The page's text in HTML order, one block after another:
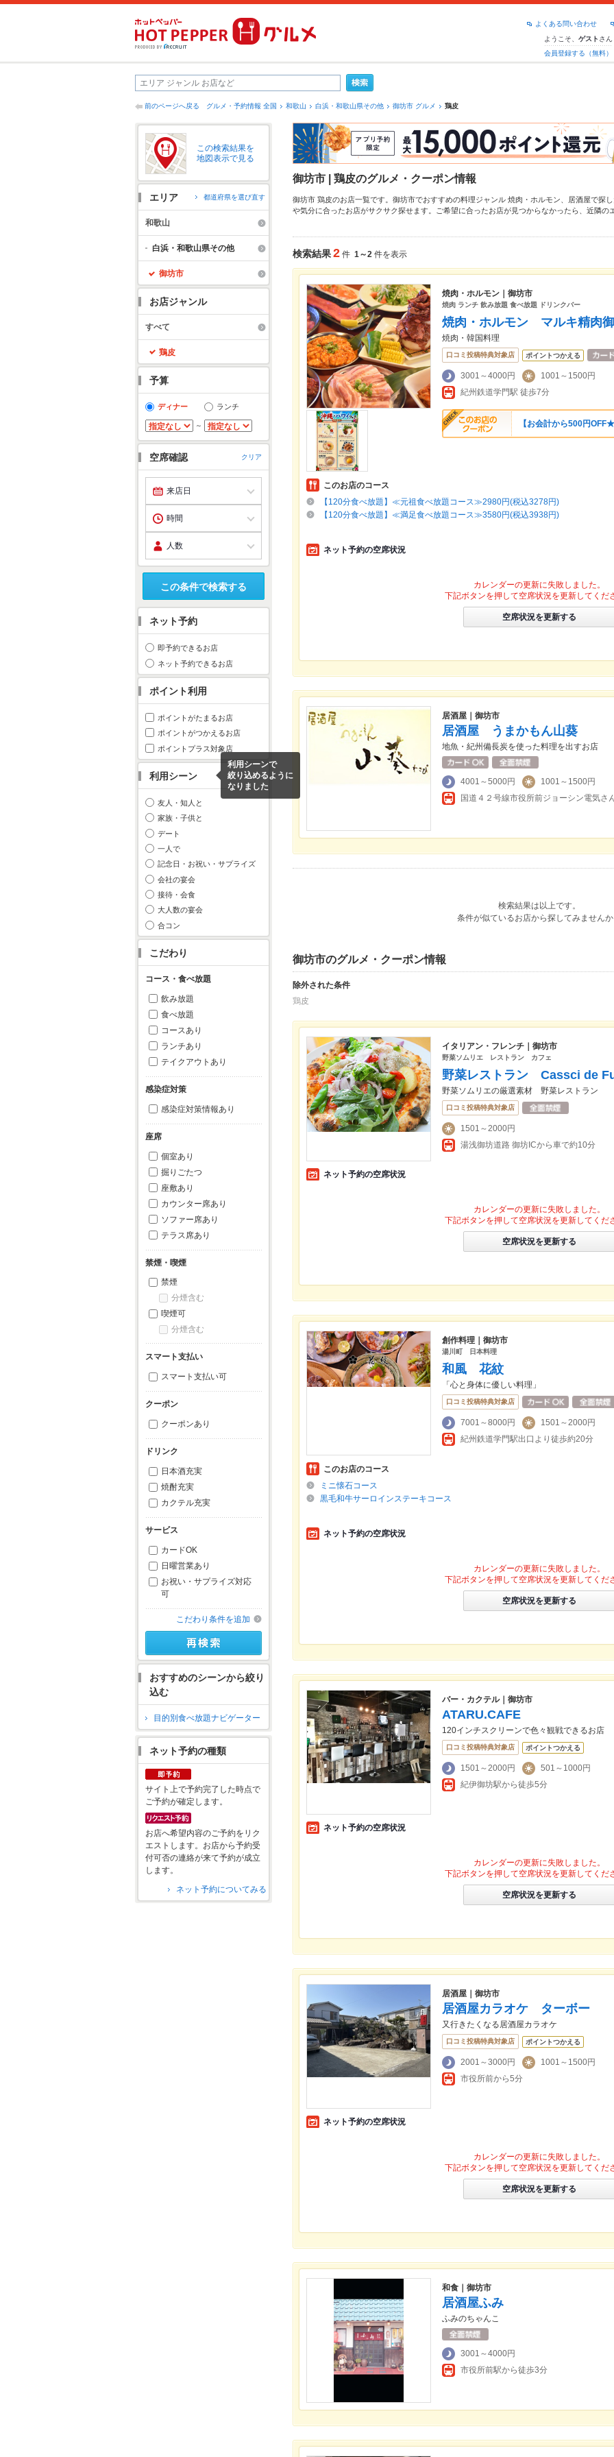
よくある問い合わせ
ようこそ、 ゲスト さん
会員登録する（無料）
前のページへ戻る グルメ・予約情報 全国 和歌山 白浜・和歌山県その他 御坊市 グルメ 鶏皮
この検索結果を
地図表示で見る
エリア 都道府県を選び直す
和歌山
白浜・和歌山県その他
御坊市
お店ジャンル
すべて
鶏皮
予算
ディナー ランチ
～
空席確認 クリア
この条件で検索する
ネット予約
即予約できるお店
ネット予約できるお店
ポイント利用
ポイントがたまるお店
ポイントがつかえるお店
ポイントプラス対象店
利用シーン
利用シーンで
絞り込めるように
なりました
友人・知人と
家族・子供と
デート
一人で
記念日・お祝い・サプライズ
会社の宴会
接待・会食
大人数の宴会
合コン
こだわり
コース・食べ放題
飲み放題
食べ放題
コースあり
ランチあり
テイクアウトあり
感染症対策
感染症対策情報あり
座席
個室あり
掘りごたつ
座敷あり
カウンター席あり
ソファー席あり
テラス席あり
禁煙・喫煙
禁煙
分煙含む
喫煙可
分煙含む
スマート支払い
スマート支払い可
クーポン
クーポンあり
ドリンク
日本酒充実
焼酎充実
カクテル充実
サービス
カードOK
日曜営業あり
お祝い・サプライズ対応
可
こだわり条件を追加
おすすめのシーンから絞り
込む
目的別食べ放題ナビゲーター
ネット予約の種類
サイト上で予約完了した時点で
ご予約が確定します。
お店へ希望内容のご予約をリク
エストします。お店から予約受
付可否の連絡が来て予約が成立
します。
ネット予約についてみる
御坊市 | 鶏皮のグルメ・クーポン情報
御坊市 鶏皮のお店一覧です。御坊市でおすすめの料理ジャンル 焼肉・ホルモン 居酒屋で探
や気分に合ったお店がサクサク探せます。ご希望に合ったお店が見つからなかったら、近隣の
検索結果2 件 1～2 件を表示
焼肉・ホルモン｜御坊市
焼肉 ランチ 飲み放題 食べ放題 ドリンクバー
焼肉・ホルモン マルキ精肉
焼肉・韓国料理
口コミ投稿特典対象店 ポイントつかえる
3001～4000円
1001～1500円
紀州鉄道学門駅 徒歩7分
【お会計から500円OFF★
このお店のコース
【120分食べ放題】≪元祖食べ放題コース≫2980円(税込3278円)
【120分食べ放題】≪満足食べ放題コース≫3580円(税込3938円)
ネット予約の空席状況
カレンダーの更新に失敗しました。
下記ボタンを押して空席状況を更新してくだ
空席状況を更新する
居酒屋｜御坊市
居酒屋 うまかもん山葵
地魚・紀州備長炭を使った料理を出すお店
4001～5000円
1001～1500円
国道４２号線市役所前ジョーシン電気さ
検索結果は以上です。
条件が似ているお店から探してみませんか
御坊市のグルメ・クーポン情報
除外された条件
鶏皮
イタリアン・フレンチ｜御坊市
野菜ソムリエ レストラン カフェ
野菜レストラン Cassci de
野菜ソムリエの厳選素材 野菜レストラン
口コミ投稿特典対象店
1501～2000円
湯浅御坊道路 御坊ICから車で約10分
ネット予約の空席状況
カレンダーの更新に失敗しました。
下記ボタンを押して空席状況を更新してくだ
空席状況を更新する
創作料理｜御坊市
湯川町 日本料理
和風 花紋
「心と身体に優しい料理」
口コミ投稿特典対象店
7001～8000円
1501～2000円
紀州鉄道学門駅出口より徒歩約20分
このお店のコース
ミニ懐石コース
黒毛和牛サーロインステーキコース
ネット予約の空席状況
カレンダーの更新に失敗しました。
下記ボタンを押して空席状況を更新してくだ
空席状況を更新する
バー・カクテル｜御坊市
ATARU.CAFE
120インチスクリーンで色々観戦できるお店
口コミ投稿特典対象店 ポイントつかえる
1501～2000円
501～1000円
紀伊御坊駅から徒歩5分
ネット予約の空席状況
カレンダーの更新に失敗しました。
下記ボタンを押して空席状況を更新してくだ
空席状況を更新する
居酒屋｜御坊市
居酒屋カラオケ ターボー
又行きたくなる居酒屋カラオケ
口コミ投稿特典対象店 ポイントつかえる
2001～3000円
1001～1500円
市役所前から5分
ネット予約の空席状況
カレンダーの更新に失敗しました。
下記ボタンを押して空席状況を更新してくだ
空席状況を更新する
和食｜御坊市
居酒屋ふみ
ふみのちゃんこ
3001～4000円
市役所前駅から徒歩3分